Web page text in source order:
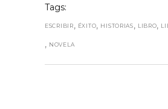
Tags:
ESCRIBIR, ÉXITO, HISTORIAS, LIBRO,
, NOVELA